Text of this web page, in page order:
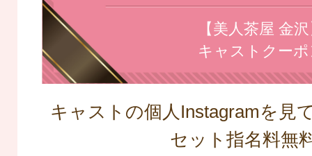
【美人茶屋 金
キャストクー
キャストの個人Instagramを見
セット指名料